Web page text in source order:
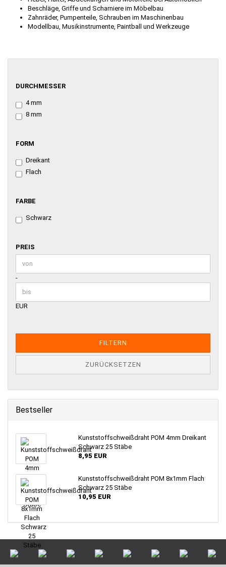
Beschläge, Griffe und Scharniere im Möbelbau
Zahnräder, Pumpenteile, Schrauben im Maschinenbau
Modellbau, Musikinstrumente, Paintball und Werkzeuge
DURCHMESSER
DURCHMESSER
4 mm
8 mm
FORM
FORM
Dreikant
Flach
FARBE
FARBE
Schwarz
PREIS
PREIS
Preis bis
-
EUR
FILTERN
ZURÜCKSETZEN
Bestseller
Kunststoffschweißdraht POM 4mm Dreikant
Schwarz 25 Stäbe
8,95 EUR
Kunststoffschweißdraht POM 8x1mm Flach
Schwarz 25 Stäbe
10,95 EUR